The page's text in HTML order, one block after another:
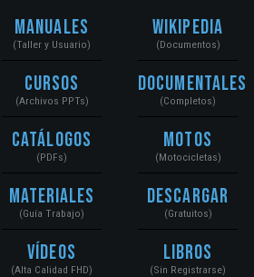
Manuales
(Taller y Usuario)
Cursos
(Archivos PPTs)
Catálogos
(PDFs)
Materiales
(Guía Trabajo)
Vídeos
(Alta Calidad FHD)
Wikipedia
(Documentos)
Documentales
(Completos)
Motos
(Motocicletas)
Descargar
(Gratuitos)
Libros
(Sin Registrarse)